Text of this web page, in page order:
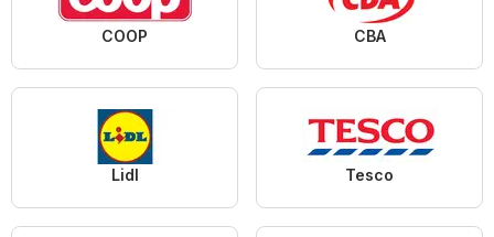
COOP CBA
Lidl Tesco